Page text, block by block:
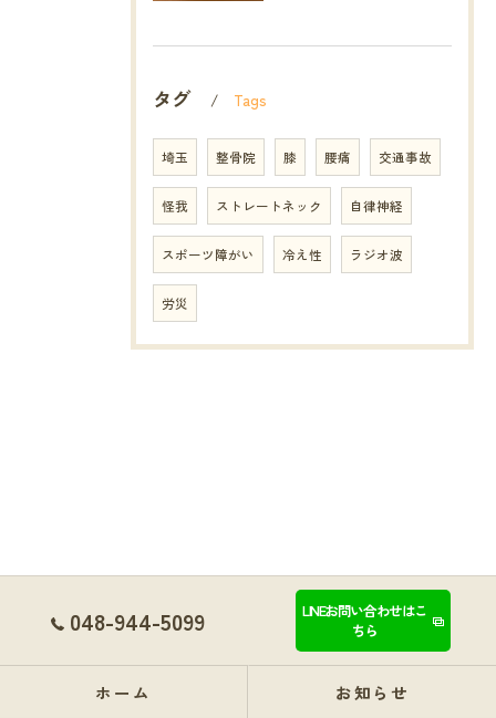
タグ Tags
埼玉 整骨院 膝 腰痛 交通事故
怪我 ストレートネック 自律神経
スポーツ障がい 冷え性 ラジオ波
労災
048-944-5099
LINEお問い合わせはこ
ちら
ホーム お知らせ